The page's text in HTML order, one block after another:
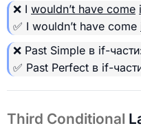
❌ I wouldn’t have come
✅ I wouldn’t have come
❌ Past Simple в if-
✅ Past Perfect в if-
Third Conditional